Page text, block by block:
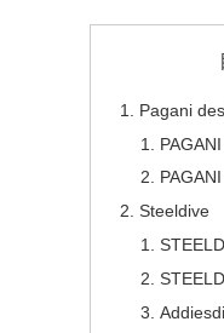
Pagani
Steeldive